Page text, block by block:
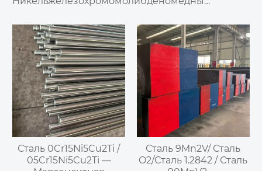
Сталь 0Cr15Ni5Cu2Ti /
05Cr15Ni5Cu2Ti —
Сталь 9Mn2V/ Сталь
O2/Сталь 1.2842 / Сталь